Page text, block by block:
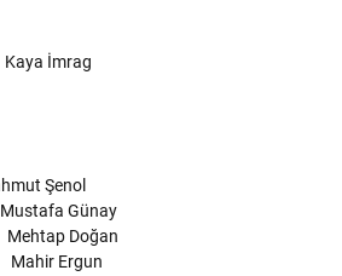
Kaya İmrag
Şenol
Mustafa Günay
Mehtap Doğan
Mahir Ergun